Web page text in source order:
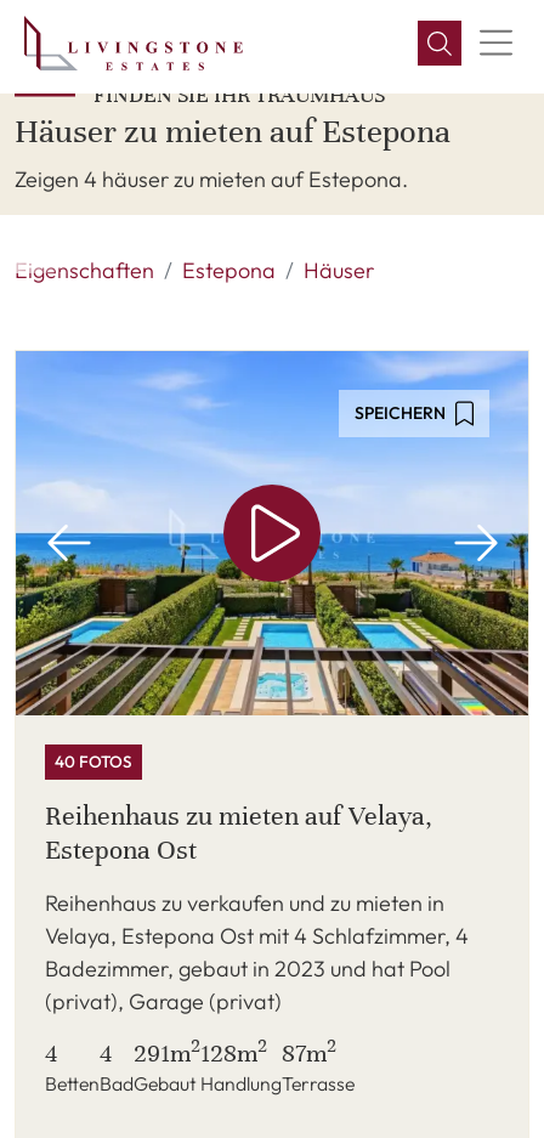
FINDEN SIE IHR TRAUMHAUS
Häuser zu mieten auf Estepona
Zeigen 4 häuser zu mieten auf Estepona.
Eigenschaften Estepona Häuser
SPEICHERN
40 FOTOS
Reihenhaus zu mieten auf Velaya,
Estepona Ost
Reihenhaus zu verkaufen und zu mieten in
Velaya, Estepona Ost mit 4 Schlafzimmer, 4
Badezimmer, gebaut in 2023 und hat Pool
(privat), Garage (privat)
4
Betten
4
Bad
291m2
Gebaut
128m2
Handlung
87m2
Terrasse